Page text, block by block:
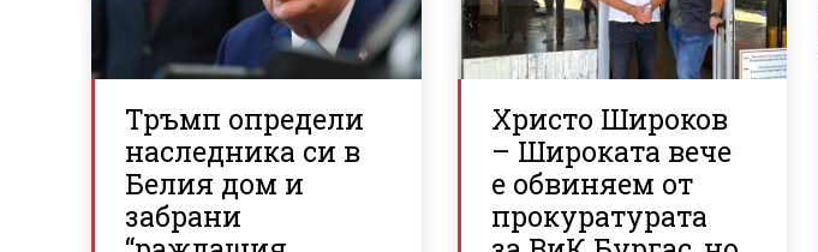
Тръмп определи
наследника си в
Белия дом и
забрани
Христо Широков
– Широката вече
е обвиняем от
прокуратурата